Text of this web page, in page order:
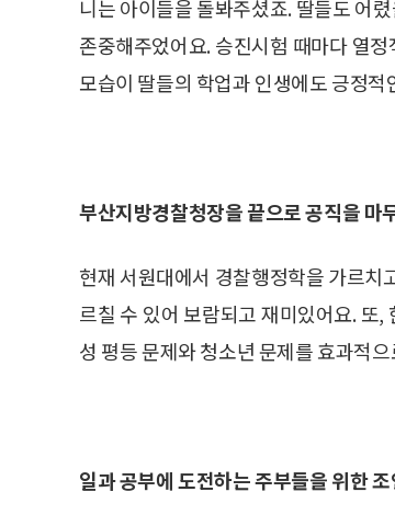
니는 아이들을 돌봐주셨죠. 딸들도 어
존중해주었어요. 승진시험 때마다 열
모습이 딸들의 학업과 인생에도 긍정
부산지방경찰청장을 끝으로 공직을
현재 서원대에서 경찰행정학을 가르치
르칠 수 있어 보람되고 재미있어요. 또
성 평등 문제와 청소년 문제를 효과적
일과 공부에 도전하는 주부들을 위한